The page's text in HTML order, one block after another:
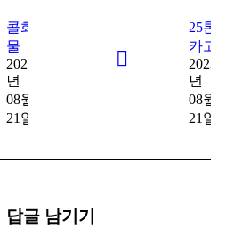
콜화
물
2023
년
08월
21일
25톤
카고
2023
년
08월
21일
답글 남기기